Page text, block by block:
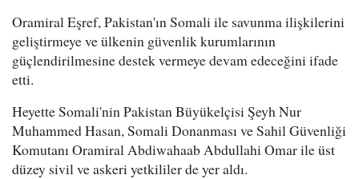
Oramiral Eşref, Pakistan'ın Somali ile savunma ilişkilerini
geliştirmeye ve ülkenin güvenlik kurumlarının
güçlendirilmesine destek vermeye devam edeceğini ifade
etti.
Heyette Somali'nin Pakistan Büyükelçisi Şeyh Nur
Muhammed Hasan, Somali Donanması ve Sahil Güvenliği
Komutanı Oramiral Abdiwahaab Abdullahi Omar ile üst
düzey sivil ve askeri yetkililer de yer aldı.